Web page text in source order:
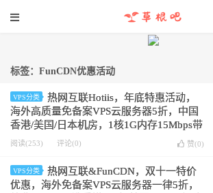
标签：FunCDN优惠活动
VPS分类
热网互联Hotiis，年底特惠活动，
海外高质量免备案VPS云服务器5折，中国
香港/美国/日本机房，1核1G内存15Mbps带
宽，低至20元/月，默认赠送5G DDOS防御
阅读(253) 评论(0) 赞(0)
VPS分类
热网互联&FunCDN，双十一特价
优惠，海外免备案VPS云服务器一律5折，